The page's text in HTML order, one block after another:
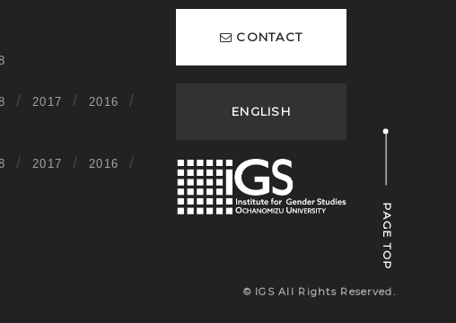
2017
2016
2017
2016
CONTACT
ENGLISH
© IGS All Rights Reserved.
PAGE TOP